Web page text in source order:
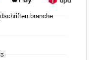
branche